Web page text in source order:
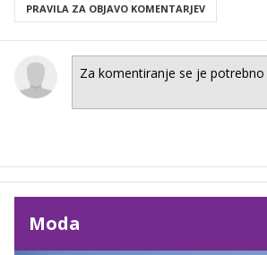
PRAVILA ZA OBJAVO KOMENTARJEV
Moda